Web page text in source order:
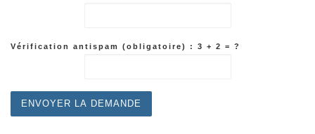
Vérification antispam (obligatoire) : 3 + 2 = ?